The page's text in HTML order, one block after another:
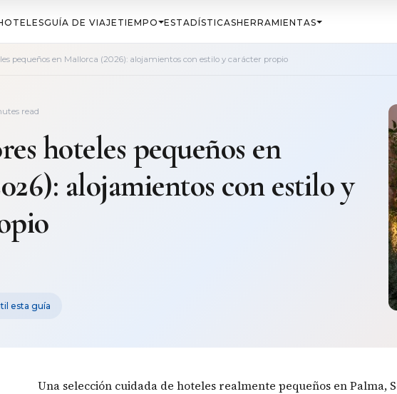
GUÍA DE VIAJE TIEMPO ESTADÍSTICASHERRAMIENTAS
pequeños en Mallorca (2026): alojamientos con estilo y carácter propio
read
hoteles pequeños en
alojamientos con estilo y
esta guía
Una selección cuidada de hoteles realmente pequeños en Palma,